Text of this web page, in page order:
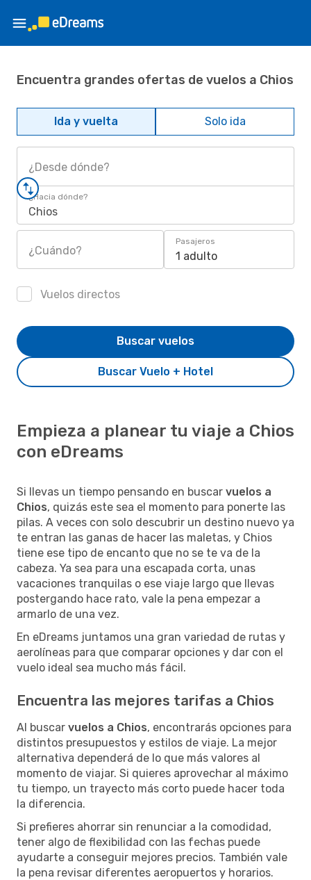
Encuentra grandes ofertas de vuelos a Chios
Ida y vuelta Solo ida
¿Desde dónde?
¿Hacia dónde?
Chios
¿Cuándo?
Pasajeros
1 adulto
Vuelos directos
Buscar Vuelo + Hotel
Buscar vuelos
Empieza a planear tu viaje a Chios
con eDreams
Si llevas un tiempo pensando en buscar vuelos a
Chios, quizás este sea el momento para ponerte las
pilas. A veces con solo descubrir un destino nuevo ya
te entran las ganas de hacer las maletas, y Chios
tiene ese tipo de encanto que no se te va de la
cabeza. Ya sea para una escapada corta, unas
vacaciones tranquilas o ese viaje largo que llevas
postergando hace rato, vale la pena empezar a
armarlo de una vez.
En eDreams juntamos una gran variedad de rutas y
aerolíneas para que comparar opciones y dar con el
vuelo ideal sea mucho más fácil.
Encuentra las mejores tarifas a Chios
Al buscar vuelos a Chios, encontrarás opciones para
distintos presupuestos y estilos de viaje. La mejor
alternativa dependerá de lo que más valores al
momento de viajar. Si quieres aprovechar al máximo
tu tiempo, un trayecto más corto puede hacer toda
la diferencia.
Si prefieres ahorrar sin renunciar a la comodidad,
tener algo de flexibilidad con las fechas puede
ayudarte a conseguir mejores precios. También vale
la pena revisar diferentes aeropuertos y horarios.